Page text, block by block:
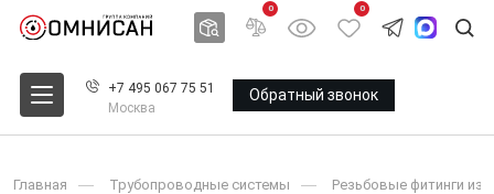
0 0
+7 495 067 75 51
Москва
Обратный звонок
Главная Трубопроводные системы Резьбовые фитинги из